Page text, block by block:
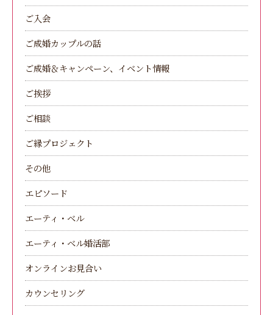
ご入会
ご成婚カップルの話
ご成婚＆キャンペーン、イベント情報
ご挨拶
ご相談
ご縁プロジェクト
その他
エピソード
エーティ・ベル
エーティ・ベル婚活部
オンラインお見合い
カウンセリング